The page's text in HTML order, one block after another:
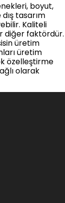
boyut,
tasarım
Kaliteli
diğer faktördür.
üretim
üretim
özelleştirme
olarak